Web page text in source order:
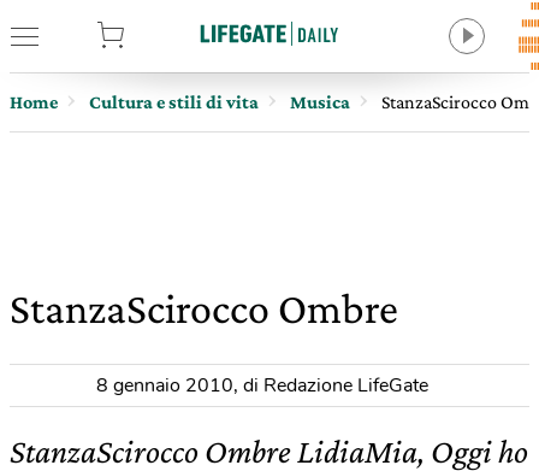
Home Cultura e stili di vita Musica StanzaScirocco
StanzaScirocco Ombre
8 gennaio 2010, di Redazione LifeGate
StanzaScirocco Ombre LidiaMia, Oggi ho